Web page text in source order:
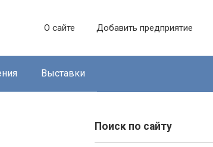
О сайте Добавить предприятие
Выставки
Поиск по сайту